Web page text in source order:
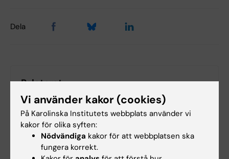
Dela
Relaterat
PANCAIM
United European Gastroenterology (UEG)
Vi använder kakor (cookies)
På Karolinska Institutets webbplats använder vi
kakor för olika syften:
Nödvändiga kakor för att webbplatsen ska
fungera korrekt.